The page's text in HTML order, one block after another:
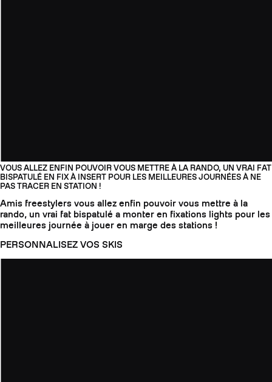
VOUS ALLEZ ENFIN POUVOIR VOUS METTRE À LA RANDO, UN VRAI FAT
BISPATULÉ EN FIX À INSERT POUR LES MEILLEURES JOURNÉES À NE
PAS TRACER EN STATION !
Amis freestylers vous allez enfin pouvoir vous mettre à la
rando, un vrai fat bispatulé a monter en fixations lights pour les
meilleures journée à jouer en marge des stations !
PERSONNALISEZ VOS SKIS